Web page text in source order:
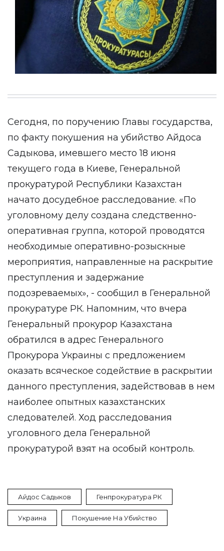
Сегодня, по поручению Главы государства,
по факту покушения на убийство Айдоса
Садыкова, имевшего место 18 июня
текущего года в Киеве, Генеральной
прокуратурой Республики Казахстан
начато досудебное расследование. «По
уголовному делу создана следственно-
оперативная группа, которой проводятся
необходимые оперативно-розыскные
мероприятия, направленные на раскрытие
преступления и задержание
подозреваемых», - сообщил в Генеральной
прокуратуре РК. Напомним, что вчера
Генеральный прокурор Казахстана
обратился в адрес Генерального
Прокурора Украины с предложением
оказать всяческое содействие в раскрытии
данного преступления, задействовав в нем
наиболее опытных казахстанских
следователей. Ход расследования
уголовного дела Генеральной
прокуратурой взят на особый контроль.
Айдос Садыков Генпрокуратура РК
Украина Покушение На Убийство